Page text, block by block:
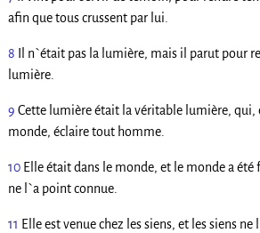
afin que tous crussent par lui.
8
Il n`était pas la lumière, mais il parut pour
lumière.
9 Cette lumière était la véritable lumière, qui,
monde, éclaire tout homme.
10 Elle était dans le monde, et le monde a
ne l`a point connue.
11 Elle est venue chez les siens, et les siens